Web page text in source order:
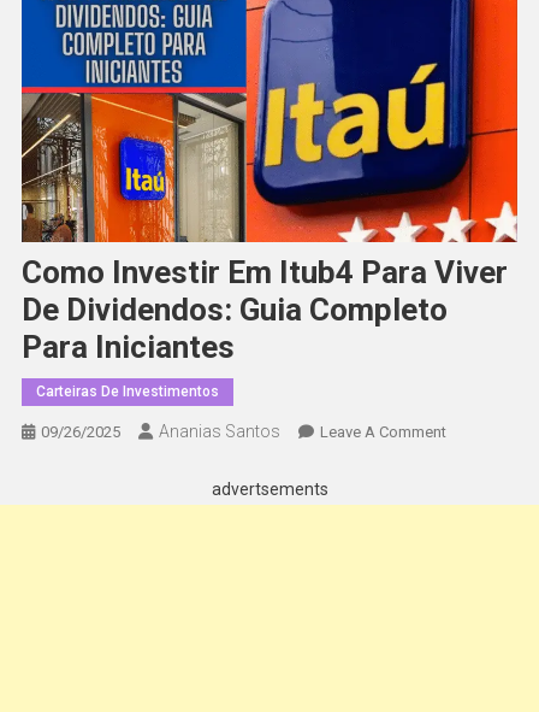
Como Investir Em Itub4 Para Viver
De Dividendos: Guia Completo
Para Iniciantes
Carteiras De Investimentos
09/26/2025 Ananias Santos Leave A CommentOn
advertsements